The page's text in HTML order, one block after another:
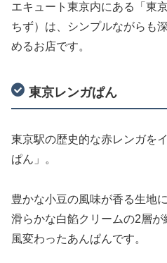
エキュート東京内にある「東
ちず）は、シンプルながらも
めるお店です。
東京レンガぱん
東京駅の歴史的な赤レンガを
ぱん」。
豊かな小豆の風味が香る生地
滑らかな白餡クリームの2層
風変わったあんぱんです。